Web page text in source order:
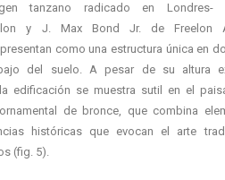
tanzano radicado en
y J. Max Bond Jr. de Freelon
como una estructura única en
del suelo. A pesar de su altura
edificación se muestra sutil en el
de bronce, que combina
históricas que evocan el arte
(fig. 5).